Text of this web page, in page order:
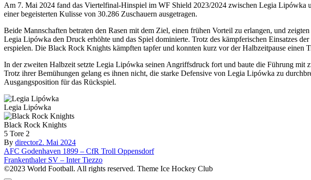
Am 7. Mai 2024 fand das Viertelfinal-Hinspiel im WF Shield 2023/2024 zwischen Legia
einer begeisterten Kulisse von 30.286 Zuschauern ausgetragen.
Beide Mannschaften betraten den Rasen mit dem Ziel, einen frühen Vorteil zu erlangen, und
Legia Lipówka den Druck erhöhte und das Spiel dominierte. Trotz des kämpferischen Einsatzes
erspielen. Die Black Rock Knights kämpften tapfer und konnten kurz vor der Halbzeitpause einen
In der zweiten Halbzeit setzte Legia Lipówka seinen Angriffsdruck fort und baute die Führung
Trotz ihrer Bemühungen gelang es ihnen nicht, die starke Defensive von Legia Lipówka zu
Ausgangsposition für das Rückspiel.
Legia Lipówka
Black Rock Knights
5 Tore 2
By director2. Mai 2024
Beitragsnavigation
AFC Godenhaven 1899 – CfR Troll Oppensdorf
Frankenthaler SV – Inter Tiezzo
©2023 World Football. All rights reserved. Theme Ice Hockey Club